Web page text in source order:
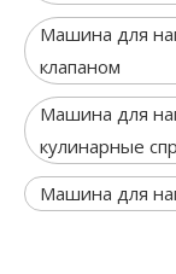
Машина для
клапаном
Машина для
кулинарные
Машина для